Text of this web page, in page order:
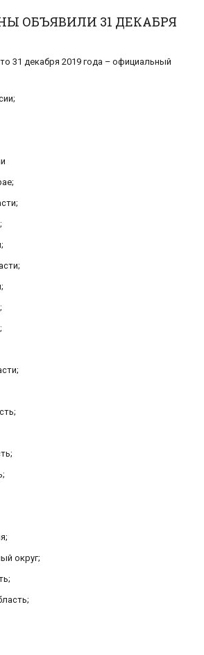
ОБЪЯВИЛИ 31 ДЕКАБРЯ
31 декабря 2019 года – официальный
округ;